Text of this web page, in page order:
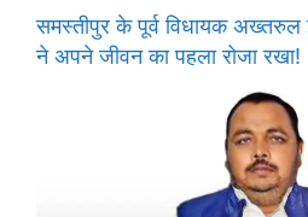
समस्तीपुर के पूर्व विधायक अख्तरुल
ने अपने जीवन का पहला रोजा रखा!